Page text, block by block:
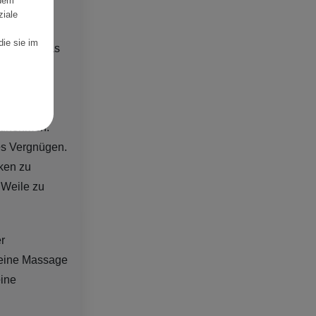
sie im Das
Vergnügen.
zu
zu
Massage